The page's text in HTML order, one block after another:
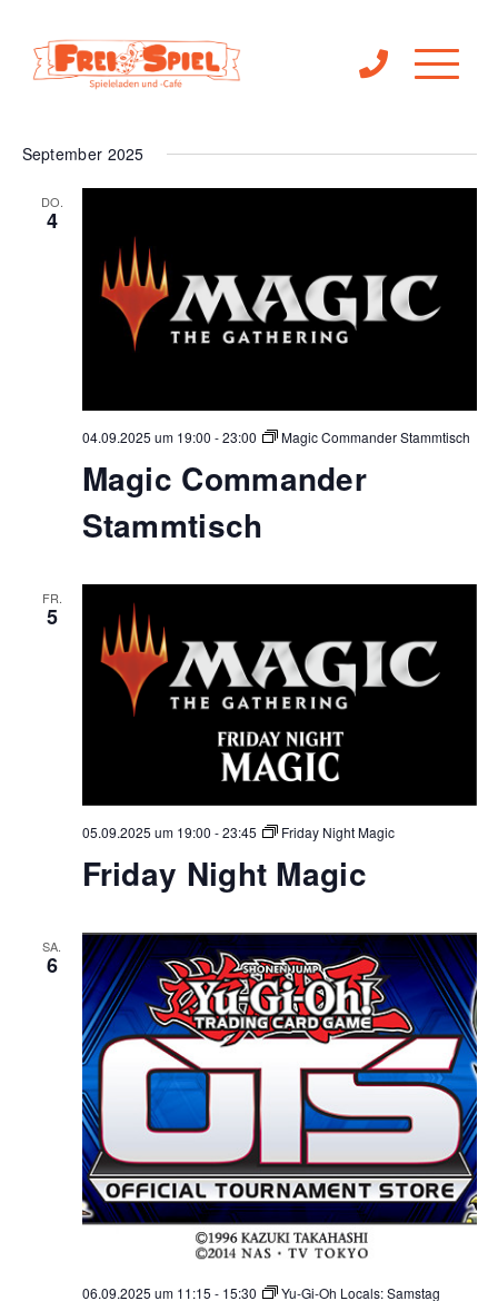
Suche
und
04.09.2025 - 30.09.2025
September 2025
DO.
4
04.09.2025 um 19:00 -23:00 Magic Commander Stammtisch
Magic Commander
Stammtisch
FR.
5
05.09.2025 um 19:00 -23:45 Friday Night Magic
Friday Night Magic
SA.
6
06.09.2025 um 11:15 - 15:30 Yu-Gi-Oh Locals: Samstag